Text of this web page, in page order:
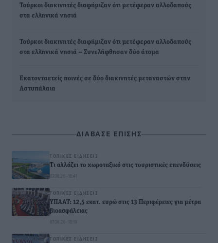
Τούρκοι διακινητές διαφήμιζαν ότι μετέφεραν αλλοδαπούς
στα ελληνικά νησιά
Τούρκοι διακινητές διαφήμιζαν ότι μετέφεραν αλλοδαπούς
στα ελληνικά νησιά – Συνελήφθησαν δύο άτομα
Εκατονταετείς ποινές σε δύο διακινητές μεταναστών στην
Αστυπάλαια
ΔΙΑΒΑΣΕ ΕΠΙΣΗΣ
ΤΟΠΙΚΈΣ ΕΙΔΉΣΕΙΣ
Τι αλλάζει το χωροταξικό στις τουριστικές επενδύσεις
07.08.26 · 18:41
ΤΟΠΙΚΈΣ ΕΙΔΉΣΕΙΣ
ΥΠΑΑΤ: 12,5 εκατ. ευρώ στις 13 Περιφέρειες για μέτρα
βιοασφάλειας
07.08.26 · 18:19
ΤΟΠΙΚΈΣ ΕΙΔΉΣΕΙΣ